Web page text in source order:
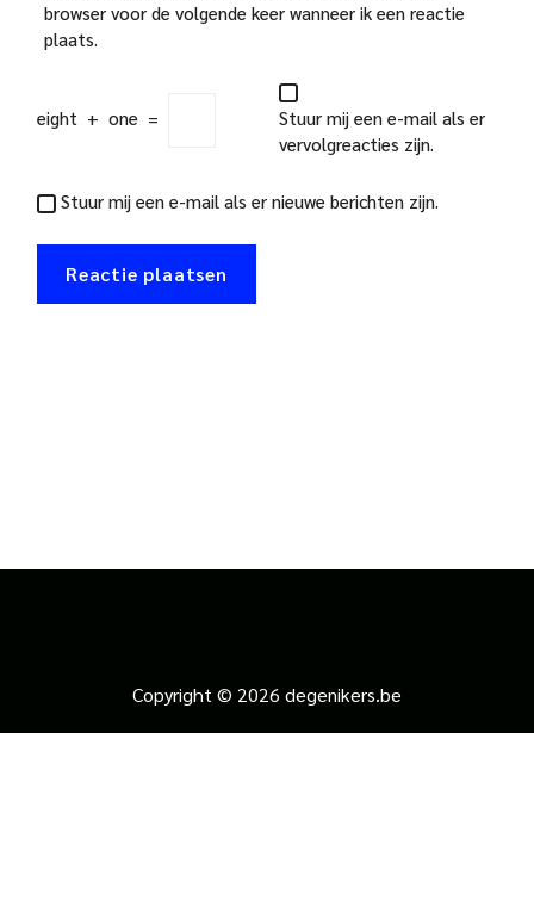
browser voor de volgende keer wanneer ik een reactie
plaats.
eight + one =
Stuur mij een e-mail als er
vervolgreacties zijn.
Stuur mij een e-mail als er nieuwe berichten zijn.
Copyright © 2026 degenikers.be